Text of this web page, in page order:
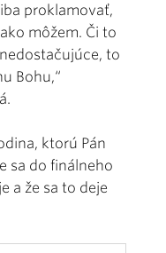
proklamovať,
môžem. Či to
to
Bohu,“
ktorú Pán
sa do finálneho
a že sa to deje